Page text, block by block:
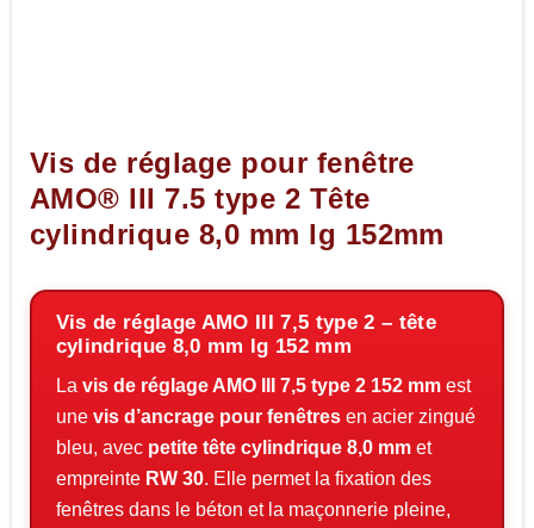
Vis de réglage pour fenêtre
AMO® III 7.5 type 2 Tête
cylindrique 8,0 mm lg 152mm
Vis de réglage AMO III 7,5 type 2 – tête
cylindrique 8,0 mm lg 152 mm
La vis de réglage AMO III 7,5 type 2 152 mmest
une vis d’ancrage pour fenêtresen acier zingué
bleu, avec petite tête cylindrique 8,0 mmet
empreinte RW 30. Elle permet la fixation des
fenêtres dans le béton et la maçonnerie pleine,